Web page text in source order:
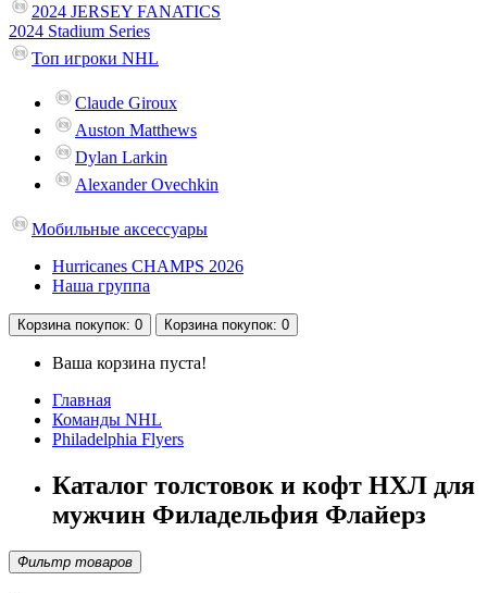
2024 JERSEY FANATICS
2024 Stadium Series
Топ игроки NHL
Claude Giroux
Auston Matthews
Dylan Larkin
Alexander Ovechkin
Мобильные аксессуары
Hurricanes CHAMPS 2026
Наша группа
Корзина покупок: 0 Корзина покупок: 0
Ваша корзина пуста!
Главная
Команды NHL
Philadelphia Flyers
Каталог толстовок и кофт НХЛ для
мужчин Филадельфия Флайерз
Фильтр товаров